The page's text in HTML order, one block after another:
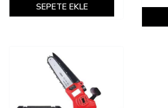
SEPETE EKLE